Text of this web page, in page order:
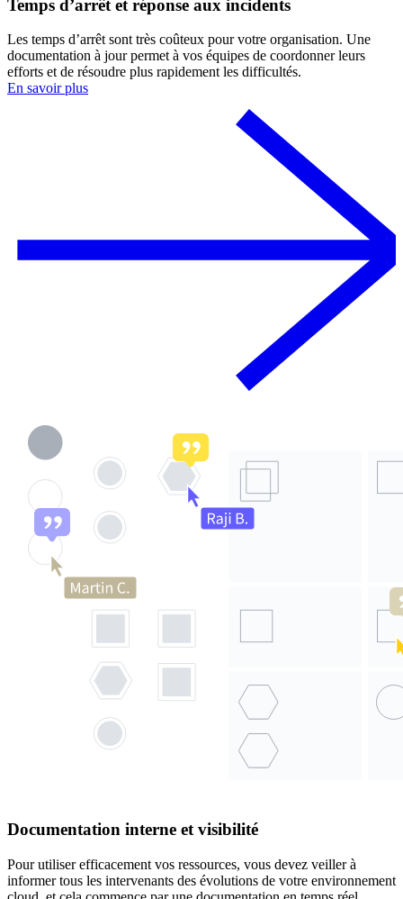
Temps d’arrêt et réponse aux incidents
Les temps d’arrêt sont très coûteux pour votre organisation. Une
documentation à jour permet à vos équipes de coordonner leurs
efforts et de résoudre plus rapidement les difficultés.
En savoir plus
Documentation interne et visibilité
Pour utiliser efficacement vos ressources, vous devez veiller à
informer tous les intervenants des évolutions de votre environnement